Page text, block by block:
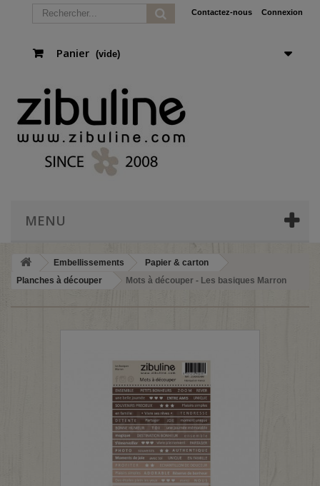
Connexion
Contactez-nous
Panier (vide)
MENU
Embellissements
Papier & carton
Planches à découper
Mots à découper - Les basiques Marron